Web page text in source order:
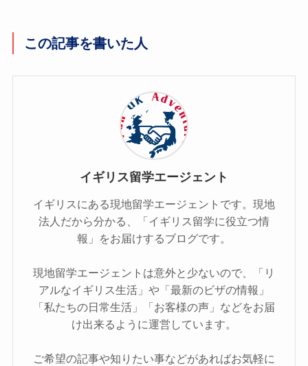
この記事を書いた人
イギリス留学エージェント
イギリスにある現地留学エージェントです。現地
法人だから分かる、「イギリス留学に役立つ情
報」をお届けするブログです。
現地留学エージェントは意外と少ないので、「リ
アルなイギリス生活」や「最新のビザの情報」
「私たちの日常生活」「お客様の声」などをお届
け出来るように運営しています。
ご希望の記事や知りたい事などがあればお気軽に